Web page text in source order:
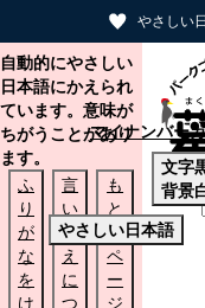
やさしい
本文へスキップする
自動的にやさしい
日本語にかえられ
ています。意味が
ちがうことがあり
ます。
ふ
り
が
な
を
け
言
い
替
え
に
つ
も
と
の
ペ
ー
ジ
マイナンバー
文字
背景
やさしい日本語